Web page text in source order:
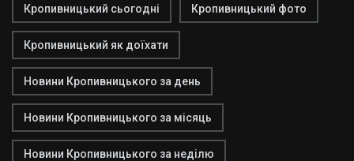
Кропивницький сьогодні Кропивницький фото
Кропивницький як доїхати
Новини Кропивницького за день
Новини Кропивницького за місяць
Новини Кропивницького за неділю